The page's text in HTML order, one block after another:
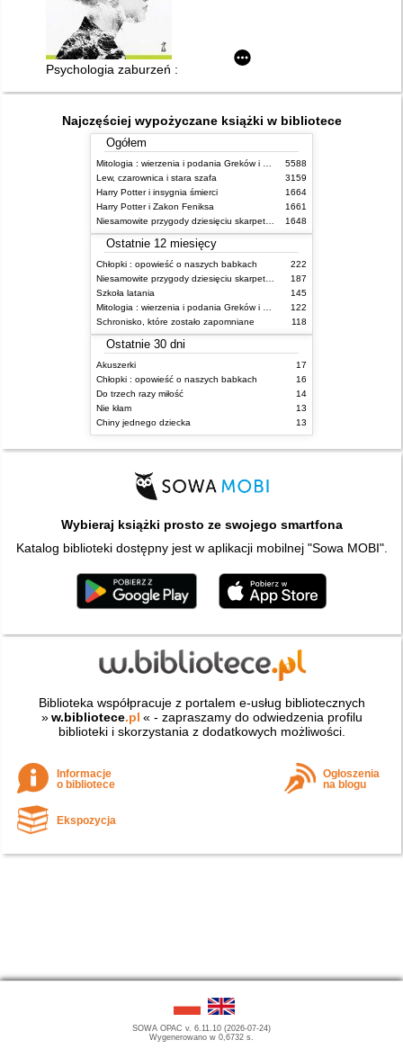
Psychologia zaburzeń : DSM - 5
Najczęściej wypożyczane książki w bibliotece
Ogółem
Mitologia : wierzenia i podania Greków i Rzymian
5588
Lew, czarownica i stara szafa
3159
Harry Potter i insygnia śmierci
1664
Harry Potter i Zakon Feniksa
1661
Niesamowite przygody dziesięciu skarpetek (czterech prawych i sześciu lewych)
1648
Ostatnie 12 miesięcy
Chłopki : opowieść o naszych babkach
222
Niesamowite przygody dziesięciu skarpetek (czterech prawych i sześciu lewych)
187
Szkoła latania
145
Mitologia : wierzenia i podania Greków i Rzymian
122
Schronisko, które zostało zapomniane
118
Ostatnie 30 dni
Akuszerki
17
Chłopki : opowieść o naszych babkach
16
Do trzech razy miłość
14
Nie kłam
13
Chiny jednego dziecka
13
Wybieraj książki prosto ze swojego smartfona
Katalog biblioteki dostępny jest w aplikacji mobilnej "Sowa MOBI".
Biblioteka współpracuje z portalem e-usług bibliotecznych
» w.bibliotece.pl « - zapraszamy do odwiedzenia profilu
biblioteki i skorzystania z dodatkowych możliwości.
Informacje
o bibliotece
Ogłoszenia
na blogu
Ekspozycja
SOWA OPAC v. 6.11.10 (2026-07-24)
Wygenerowano w 0,6732 s.